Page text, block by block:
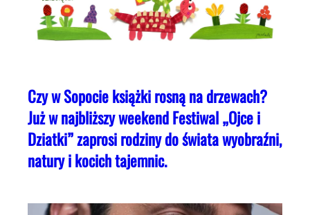
Czy w Sopocie książki rosną na drzewach?
Już w najbliższy weekend Festiwal „Ojce i
Dziatki” zaprosi rodziny do świata wyobraźni,
natury i kocich tajemnic.